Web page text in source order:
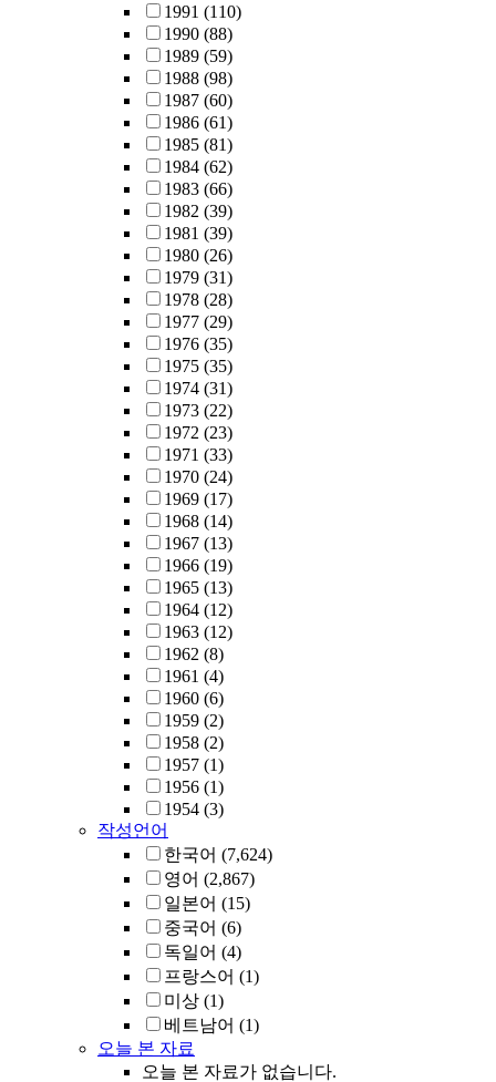
1991 (110)
1990 (88)
1989 (59)
1988 (98)
1987 (60)
1986 (61)
1985 (81)
1984 (62)
1983 (66)
1982 (39)
1981 (39)
1980 (26)
1979 (31)
1978 (28)
1977 (29)
1976 (35)
1975 (35)
1974 (31)
1973 (22)
1972 (23)
1971 (33)
1970 (24)
1969 (17)
1968 (14)
1967 (13)
1966 (19)
1965 (13)
1964 (12)
1963 (12)
1962 (8)
1961 (4)
1960 (6)
1959 (2)
1958 (2)
1957 (1)
1956 (1)
1954 (3)
작성언어
한국어 (7,624)
영어 (2,867)
일본어 (15)
중국어 (6)
독일어 (4)
프랑스어 (1)
미상 (1)
베트남어 (1)
오늘 본 자료
오늘 본 자료가 없습니다.